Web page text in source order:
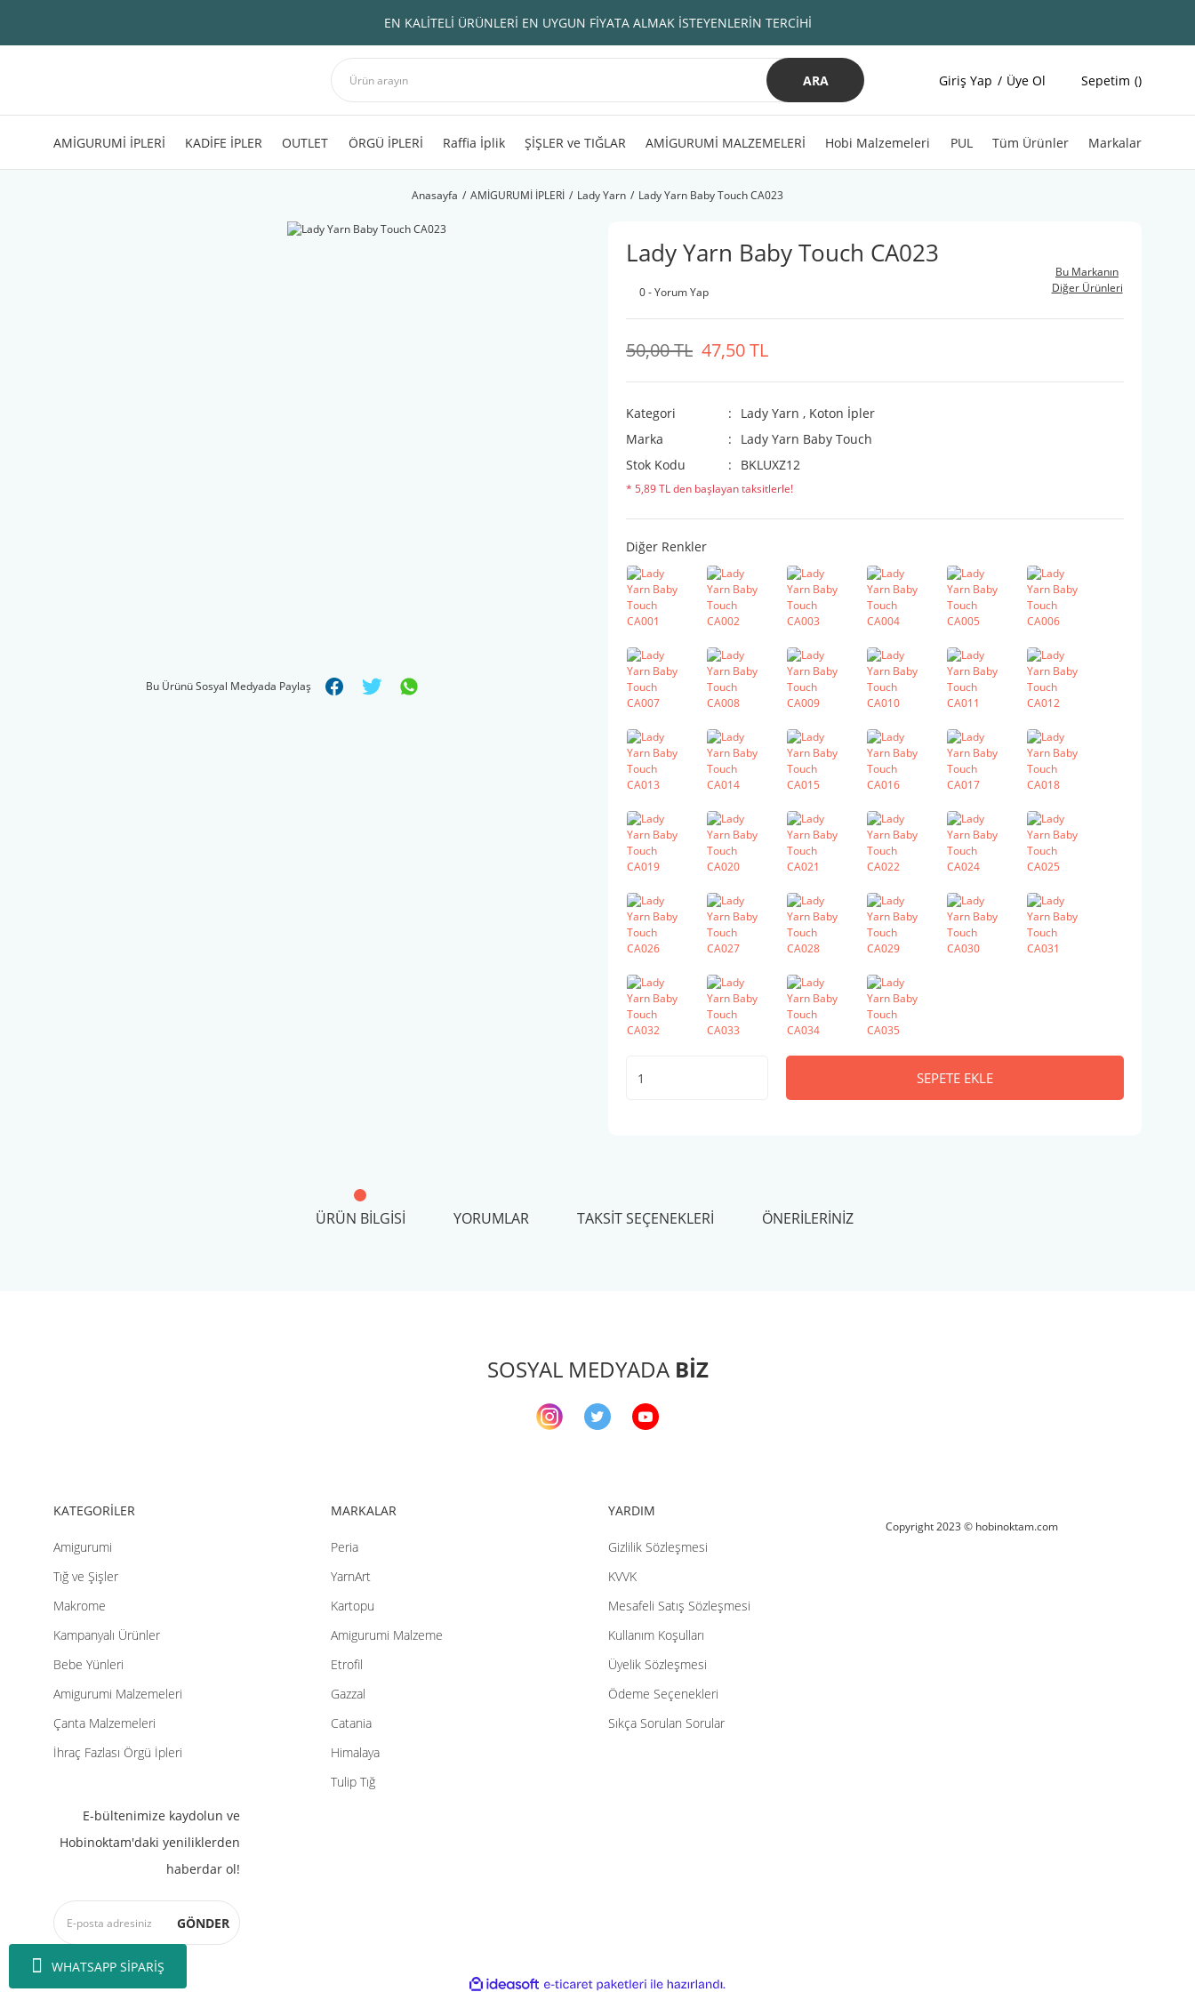
WHATSAPP SİPARİŞ
EN KALİTELİ ÜRÜNLERİ EN UYGUN FİYATA ALMAK İSTEYENLERİN TERCİHİ
ARA Giriş Yap Üye Ol Sepetim
AMİGURUMİ İPLERİ KADİFE İPLER OUTLET ÖRGÜ İPLERİ Raffia İplik ŞİŞLER ve TIĞLAR AMİGURUMİ MALZEMELERİ Hobi Malzemeleri PUL Tüm Ürünler Markalar
Anasayfa AMİGURUMİ İPLERİ Lady Yarn Lady Yarn Baby Touch CA023
Bu Ürünü Sosyal Medyada Paylaş
Lady Yarn Baby Touch CA023
0 - Yorum Yap
Bu Markanın
Diğer Ürünleri
47,50 TL
50,00 TL
Kategori Lady Yarn , Koton İpler
Marka
Lady Yarn Baby Touch
Stok Kodu
BKLUXZ12
* 5,89 TL den başlayan taksitlerle!
Diğer Renkler
SEPETE EKLE
ÜRÜN BILGISI YORUMLAR TAKSIT SEÇENEKLERI ÖNERILERINIZ
Gönder
SOSYAL MEDYADA BİZ
KATEGORİLER
Amigurumi
Tığ ve Şişler
Makrome
Kampanyalı Ürünler
Bebe Yünleri
Amigurumi Malzemeleri
Çanta Malzemeleri
İhraç Fazlası Örgü İpleri
MARKALAR
Peria
YarnArt
Kartopu
Amigurumi Malzeme
Etrofil
Gazzal
Catania
Himalaya
Tulip Tığ
YARDIM
Gizlilik Sözleşmesi
KVVK
Mesafeli Satış Sözleşmesi
Kullanım Koşulları
Üyelik Sözleşmesi
Ödeme Seçenekleri
Sıkça Sorulan Sorular
E-bültenimize kaydolun ve
Hobinoktam'daki yeniliklerden
haberdar ol!
GÖNDER
Copyright 2023 © hobinoktam.com
ideasoft e-